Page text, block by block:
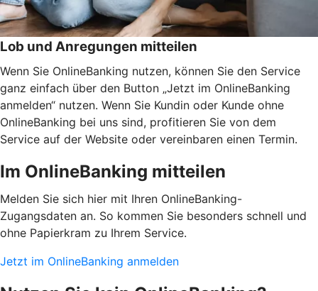
Lob und Anregungen mitteilen
Wenn Sie OnlineBanking nutzen, können Sie den Service
ganz einfach über den Button „Jetzt im OnlineBanking
anmelden“ nutzen. Wenn Sie Kundin oder Kunde ohne
OnlineBanking bei uns sind, profitieren Sie von dem
Service auf der Website oder vereinbaren einen Termin.
Im OnlineBanking mitteilen
Melden Sie sich hier mit Ihren OnlineBanking-
Zugangsdaten an. So kommen Sie besonders schnell und
ohne Papierkram zu Ihrem Service.
Jetzt im OnlineBanking anmelden